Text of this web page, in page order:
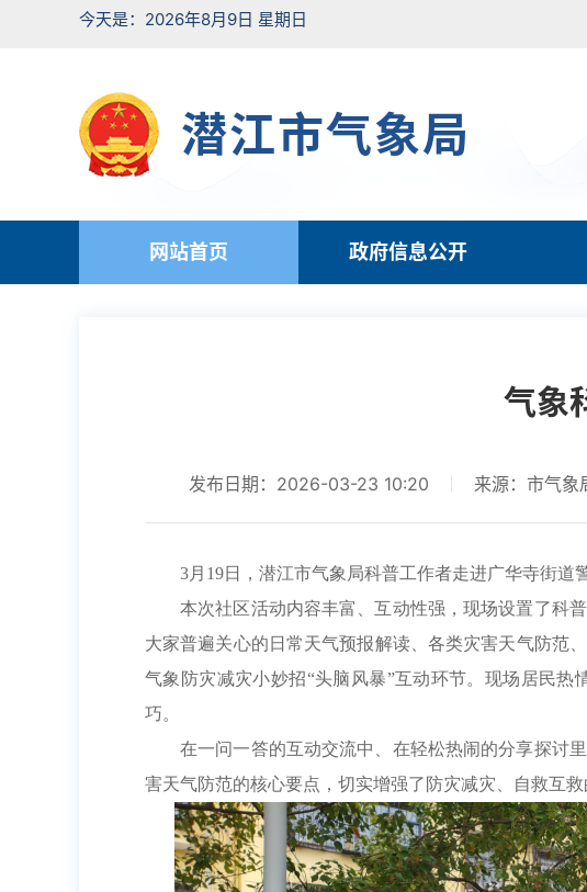
今天是：2026年8月9日 星期日
潜江市气象局
网站首页 政府信息公开
气象
发布日期：2026-03-23 10:20 来源：市气象
3月19日，潜江市气象局科普工作者走进广华寺街道
本次社区活动内容丰富、互动性强，现场设置了科
大家普遍关心的日常天气预报解读、各类灾害天气防范
气象防灾减灾小妙招“头脑风暴”互动环节。现场居民热
巧。
在一问一答的互动交流中、在轻松热闹的分享探讨
害天气防范的核心要点，切实增强了防灾减灾、自救互